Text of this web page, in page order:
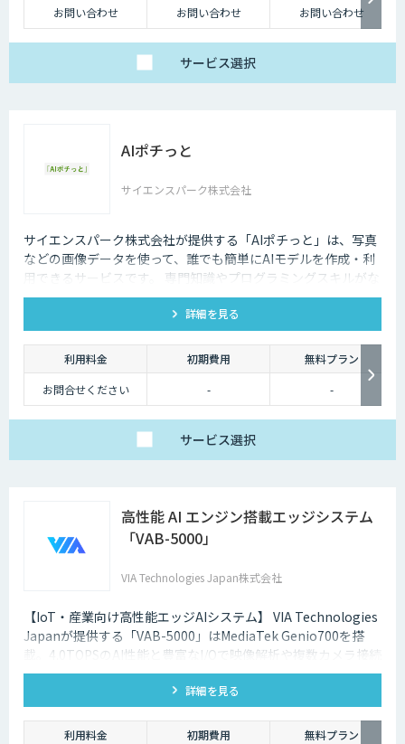
お問い合わせ
お問い合わせ お問い合わせ
サービス選択
AIポチっと
サイエンスパーク株式会社
サイエンスパーク株式会社が提供する「AIポチっと」は、写真
などの画像データを使って、誰でも簡単にAIモデルを作成・利
用できるサービスです。 専門知識やプログラミングスキルがな
くても、ブラウザ上の操作だけで学習済みモデルを作成可能。
さらに、作成したAIモデルをデバイスに組み込んで現場での利
用も可能です。
詳細を見る
利用料金 初期費用
無料プラン
お問合せください
- -
サービス選択
高性能 AI エンジン搭載エッジシステム
「VAB-5000」
VIA Technologies Japan株式会社
【IoT・産業向け高性能エッジAIシステム】 VIA Technologies
Japanが提供する「VAB-5000」はMediaTek Genio700を搭
載。4.0TOPSのAI性能と豊富なI/Oで映像解析や複数カメラ接続
に対応し、低消消費電力かつ小型で柔軟な設置が可能です。
詳細を見る
利用料金 初期費用
無料プラン